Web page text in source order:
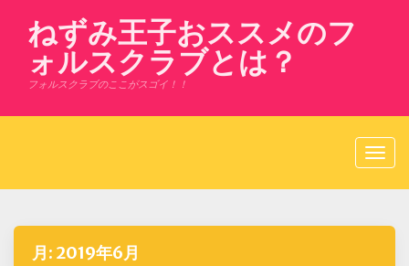
contentねずみ王子おススメのフ
ォルスクラブとは？
フォルスクラブのここがスゴイ！！
月: 2019年6月